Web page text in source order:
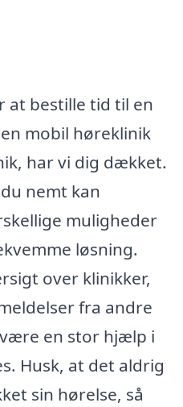
at bestille tid til en
mobil høreklinik
har vi dig dækket.
nemt kan
muligheder
løsning.
over klinikker,
fra andre
en stor hjælp i
Husk, at det aldrig
sin hørelse, så